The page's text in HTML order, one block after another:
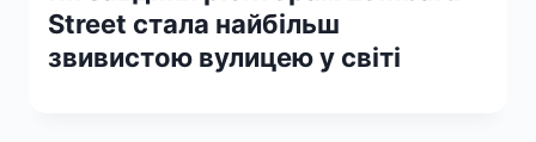
Street стала найбільш
звивистою вулицею у світі